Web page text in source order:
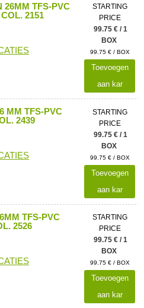
26MM TFS-PVC
2151
STARTING
PRICE
99.75 € / 1
BOX
99.75 € / BOX
Toevoegen
aan kar
MM TFS-PVC
2439
STARTING
PRICE
99.75 € / 1
BOX
99.75 € / BOX
Toevoegen
aan kar
TFS-PVC
2526
STARTING
PRICE
99.75 € / 1
BOX
99.75 € / BOX
Toevoegen
aan kar